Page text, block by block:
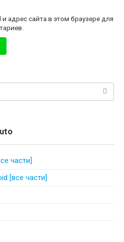
адрес сайта в этом браузере для
части]
[все части]